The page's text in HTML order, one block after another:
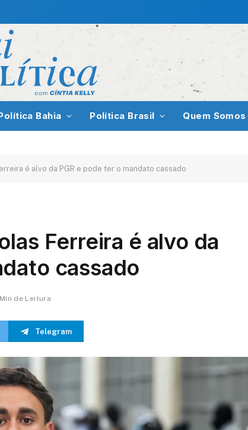
Bahia Política Brasil Quem Somos
é alvo da PGR e pode ter o mandato cassado
Ferreira é alvo da
cassado
Min de Leitura
Telegram